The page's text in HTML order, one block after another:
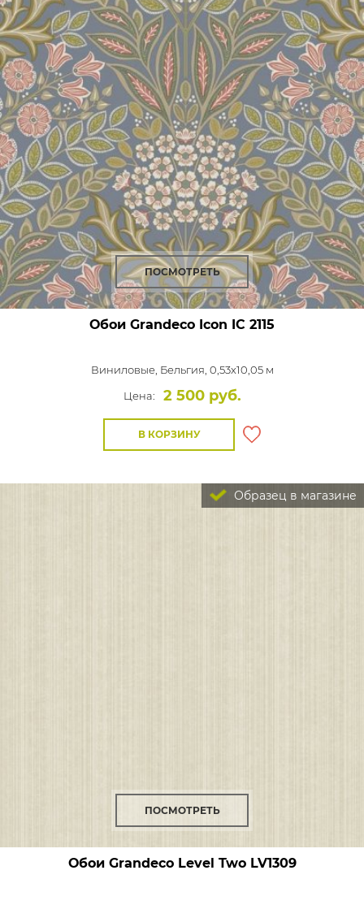
ПОСМОТРЕТЬ
Обои Grandeco Icon IC 2115
Виниловые, Бельгия, 0,53x10,05 м
Цена:
2 500 руб.
В КОРЗИНУ
Образец в магазине
ПОСМОТРЕТЬ
Обои Grandeco Level TwoLV1309